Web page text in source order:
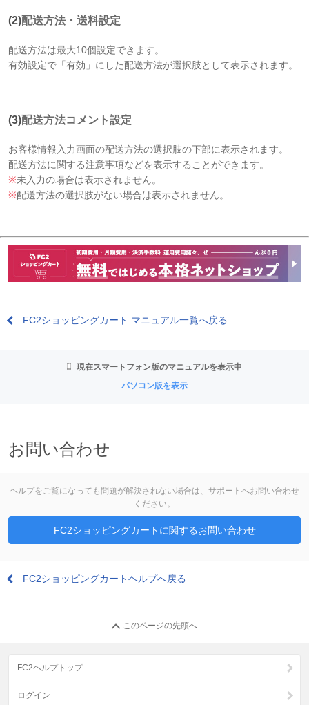
(2)配送方法・送料設定
配送方法は最大10個設定できます。
有効設定で「有効」にした配送方法が選択肢として表示されます。
(3)配送方法コメント設定
お客様情報入力画面の配送方法の選択肢の下部に表示されます。
配送方法に関する注意事項などを表示することができます。
※未入力の場合は表示されません。
※配送方法の選択肢がない場合は表示されません。
FC2ショッピングカート マニュアル一覧へ戻る
現在スマートフォン版のマニュアルを表示中
パソコン版を表示
お問い合わせ
ヘルプをご覧になっても問題が解決されない場合は、サポートへお問い合わせ
ください。
FC2ショッピングカートに関するお問い合わせ
FC2ショッピングカートヘルプへ戻る
このページの先頭へ
FC2ヘルプトップ
ログイン